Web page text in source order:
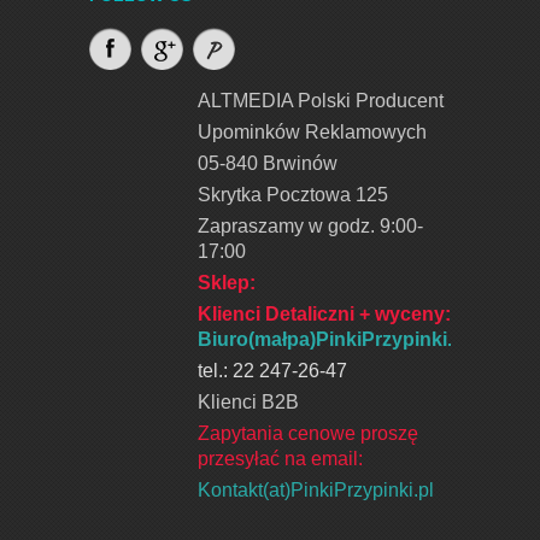
ALTMEDIA Polski Producent
Upominków Reklamowych
05-840 Brwinów
Skrytka Pocztowa 125
Zapraszamy w godz. 9:00-
17:00
Sklep:
Klienci Detaliczni + wyceny:
Biuro(małpa)PinkiPrzypinki.pl
tel.: 22 247-26-47
Klienci B2B
Zapytania cenowe proszę
przesyłać na email:
Kontakt(at)PinkiPrzypinki.pl